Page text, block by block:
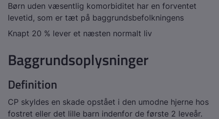
Børn uden væsentlig komorbiditet har en forventet
levetid, som er tæt på baggrundsbefolkningens
Knapt 20 % lever et næsten normalt liv
Baggrundsoplysninger
Definition
CP skyldes en skade opstået i den umodne hjerne hos
fostret eller det lille barn indenfor de første 2 leveår.